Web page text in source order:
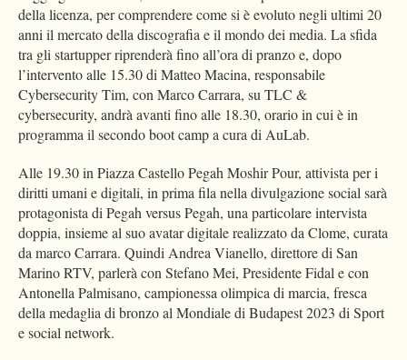
della licenza, per comprendere come si è evoluto negli ultimi 20
anni il mercato della discografia e il mondo dei media. La sfida
tra gli startupper riprenderà fino all’ora di pranzo e, dopo
l’intervento alle 15.30 di Matteo Macina, responsabile
Cybersecurity Tim, con Marco Carrara, su TLC &
cybersecurity, andrà avanti fino alle 18.30, orario in cui è in
programma il secondo boot camp a cura di AuLab.
Alle 19.30 in Piazza Castello Pegah Moshir Pour, attivista per i
diritti umani e digitali, in prima fila nella divulgazione social sarà
protagonista di Pegah versus Pegah, una particolare intervista
doppia, insieme al suo avatar digitale realizzato da Clome, curata
da marco Carrara. Quindi Andrea Vianello, direttore di San
Marino RTV, parlerà con Stefano Mei, Presidente Fidal e con
Antonella Palmisano, campionessa olimpica di marcia, fresca
della medaglia di bronzo al Mondiale di Budapest 2023 di Sport
e social network.